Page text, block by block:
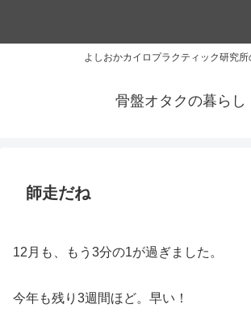
よしおかカイロプラクティック研究所
骨盤オタクの暮らし
師走だね
12月も、もう3分の1が過ぎました。
今年も残り3週間ほど。早い！